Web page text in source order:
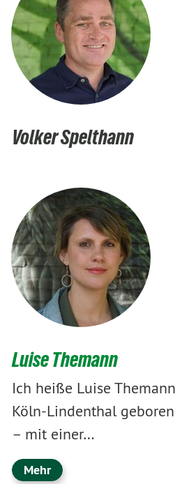
Volker Spelthann
Luise Themann
Ich heiße Luise
Köln-Lindenthal
– mit einer…
Mehr